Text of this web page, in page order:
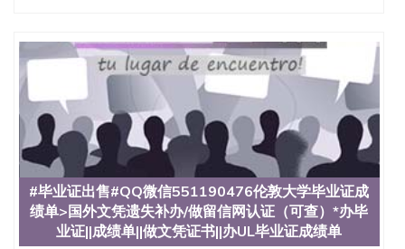
#毕业证出售#QQ微信551190476伦敦大学毕业证成
绩单>国外文凭遗失补办/做留信网认证（可查）*办毕
业证||成绩单||做文凭证书||办UL毕业证成绩单